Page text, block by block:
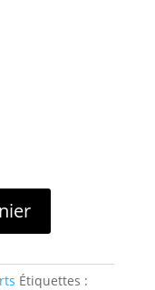
Étiquettes :